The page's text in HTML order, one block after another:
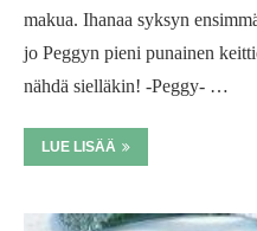
makua. Ihanaa syksyn
jo Peggyn pieni punainen
nähdä sielläkin! -Peggy- …
LUE LISÄÄ